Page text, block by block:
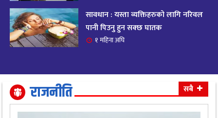
१९ आजको राशिफल २०८२ भदाै ४ गते, बुधवार
११ महिना अघि
धैर्यले सफलता मिल्नेछ
११ महिना अघि
सावधान : यस्ता व्यक्तिहरुको लागि नरिवल
पानी पिउनु हुन सक्छ घातक
१ महिना अघि
राजनीति सबै